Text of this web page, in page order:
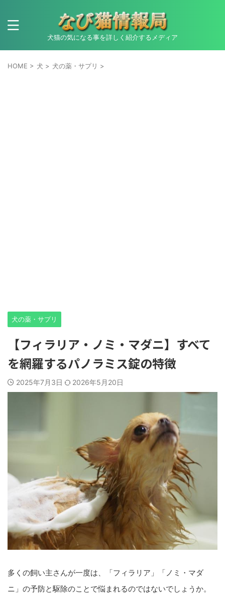
犬猫の気になる事を詳しく紹介するメディア
HOME > 犬 > 犬の薬・サプリ >
犬の薬・サプリ
【フィラリア・ノミ・マダニ】すべて
を網羅するパノラミス錠の特徴
2025年7月3日 2026年5月20日
多くの飼い主さんが一度は、「フィラリア」「ノミ・マダ
ニ」の予防と駆除のことで悩まれるのではないでしょうか。